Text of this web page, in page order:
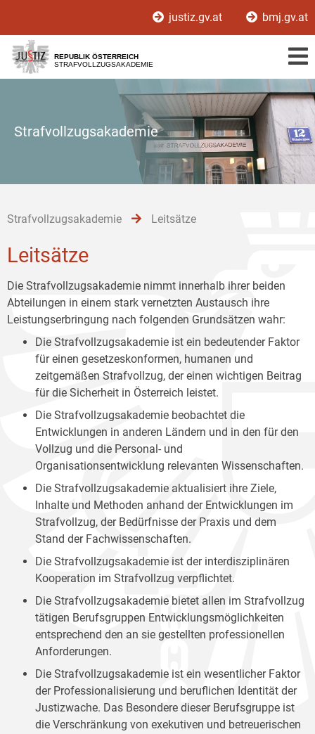
[1]
[2]
[3]
justiz.gv.at bmj.gv.at
REPUBLIK ÖSTERREICH
STRAFVOLLZUGSAKADEMIE
Strafvollzugsakademie
Strafvollzugsakademie Leitsätze
Leitsätze
Die Strafvollzugsakademie nimmt innerhalb ihrer beiden
Abteilungen in einem stark vernetzten Austausch ihre
Leistungserbringung nach folgenden Grundsätzen wahr:
Die Strafvollzugsakademie ist ein bedeutender Faktor
für einen gesetzeskonformen, humanen und
zeitgemäßen Strafvollzug, der einen wichtigen Beitrag
für die Sicherheit in Österreich leistet.
Die Strafvollzugsakademie beobachtet die
Entwicklungen in anderen Ländern und in den für den
Vollzug und die Personal- und
Organisationsentwicklung relevanten Wissenschaften.
Die Strafvollzugsakademie aktualisiert ihre Ziele,
Inhalte und Methoden anhand der Entwicklungen im
Strafvollzug, der Bedürfnisse der Praxis und dem
Stand der Fachwissenschaften.
Die Strafvollzugsakademie ist der interdisziplinären
Kooperation im Strafvollzug verpflichtet.
Die Strafvollzugsakademie bietet allen im Strafvollzug
tätigen Berufsgruppen Entwicklungsmöglichkeiten
entsprechend den an sie gestellten professionellen
Anforderungen.
Die Strafvollzugsakademie ist ein wesentlicher Faktor
der Professionalisierung und beruflichen Identität der
Justizwache. Das Besondere dieser Berufsgruppe ist
die Verschränkung von exekutiven und betreuerischen